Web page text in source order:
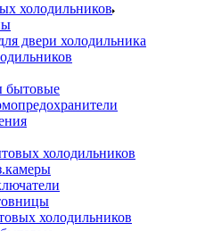
холодильников
двери холодильника
бытовые
холодильников
холодильников